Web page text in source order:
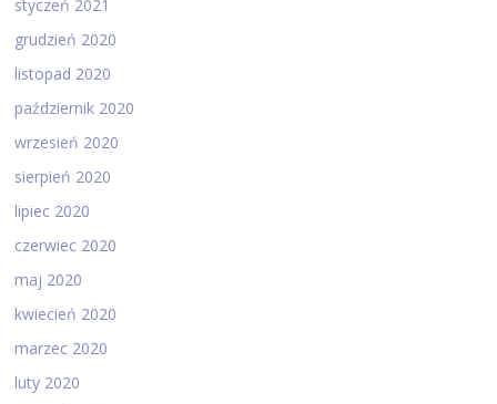
styczeń 2021
grudzień 2020
listopad 2020
październik 2020
wrzesień 2020
sierpień 2020
lipiec 2020
czerwiec 2020
maj 2020
kwiecień 2020
marzec 2020
luty 2020